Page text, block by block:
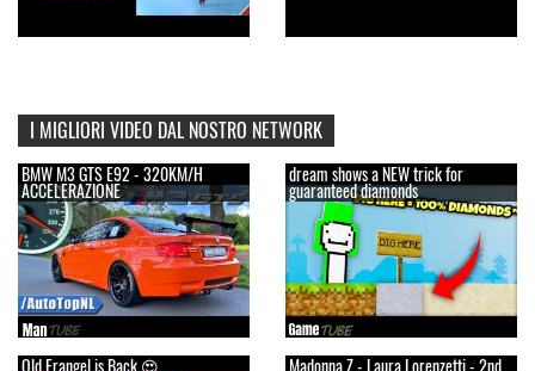
I MIGLIORI VIDEO DAL NOSTRO NETWORK
BMW M3 GTS E92 - 320KM/H
ACCELERAZIONE
dream shows a NEW trick for
guaranteed diamonds
Old Erangel is Back 😍 Madonna Z - Laura Lorenzetti - 2nd